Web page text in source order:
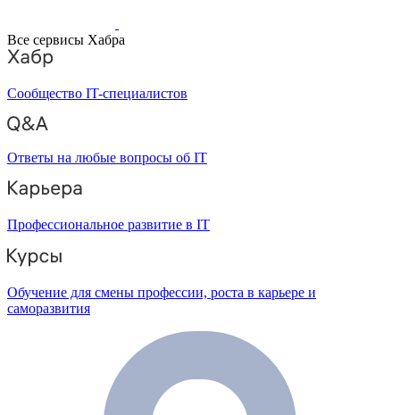
Все сервисы Хабра
Сообщество IT-специалистов
Ответы на любые вопросы об IT
Профессиональное развитие в IT
Обучение для смены профессии, роста в карьере и
саморазвития